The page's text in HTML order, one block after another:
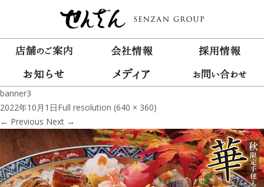
banner3
2022年10月1日Full resolution (640 × 360)
← Previous Next →